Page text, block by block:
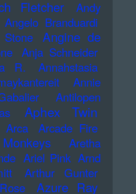
Fletcher
Andy
Angelo Branduardi
Angine de
Anja Schneider
R.
Annahstasia
Annie
Antilopen
Aphex Twin
Arca Arcade Fire
Aretha
Ariel Pink Arnd
Arthur Gunter
Azure Ray